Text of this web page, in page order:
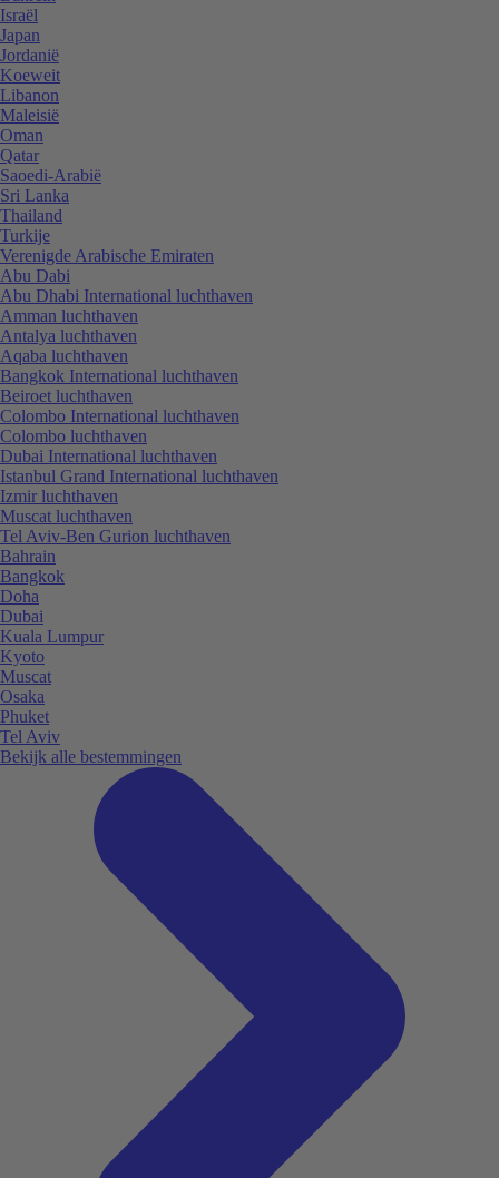
Israël
Japan
Jordanië
Koeweit
Libanon
Maleisië
Oman
Qatar
Saoedi-Arabië
Sri Lanka
Thailand
Turkije
Verenigde Arabische Emiraten
Abu Dabi
Abu Dhabi International luchthaven
Amman luchthaven
Antalya luchthaven
Aqaba luchthaven
Bangkok International luchthaven
Beiroet luchthaven
Colombo International luchthaven
Colombo luchthaven
Dubai International luchthaven
Istanbul Grand International luchthaven
Izmir luchthaven
Muscat luchthaven
Tel Aviv-Ben Gurion luchthaven
Bahrain
Bangkok
Doha
Dubai
Kuala Lumpur
Kyoto
Muscat
Osaka
Phuket
Tel Aviv
Bekijk alle bestemmingen